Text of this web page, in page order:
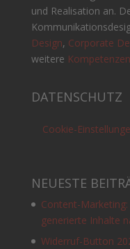
und Realisation an.
Design, Corporate
weitere Kompetenzen
DATENSCHUTZ
Cookie-
NEUESTE
Content-
generierte Inhalte
Widerruf-Button